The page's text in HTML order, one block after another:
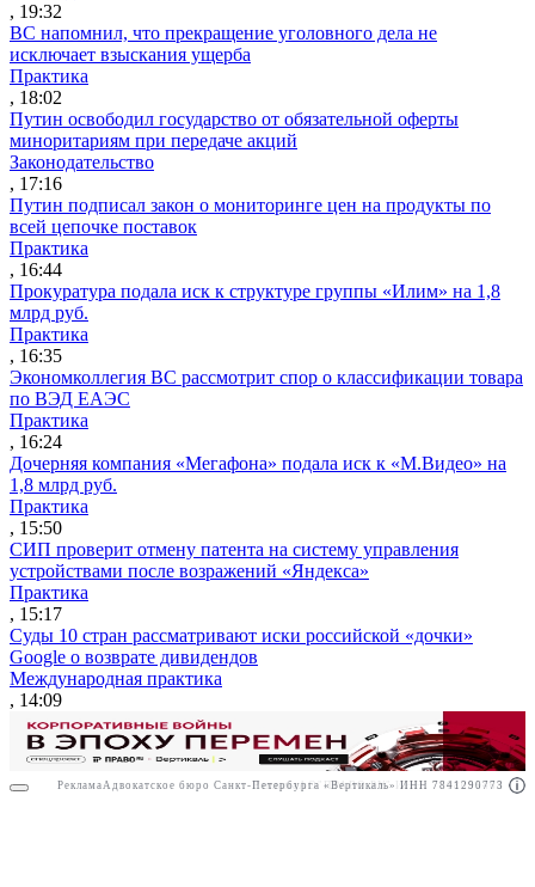
РекламаАО"ПРАВО.РУ" ИНН: 7708095468
, 19:32
ВС напомнил, что прекращение уголовного дела не
исключает взыскания ущерба
Практика
, 18:02
Путин освободил государство от обязательной оферты
миноритариям при передаче акций
Законодательство
, 17:16
Путин подписал закон о мониторинге цен на продукты по
всей цепочке поставок
Практика
, 16:44
Прокуратура подала иск к структуре группы «Илим» на 1,8
млрд руб.
Практика
, 16:35
Экономколлегия ВС рассмотрит спор о классификации товара
по ВЭД ЕАЭС
Практика
, 16:24
Дочерняя компания «Мегафона» подала иск к «М.Видео» на
1,8 млрд руб.
Практика
, 15:50
СИП проверит отмену патента на систему управления
устройствами после возражений «Яндекса»
Практика
, 15:17
Суды 10 стран рассматривают иски российской «дочки»
Google о возврате дивидендов
Международная практика
, 14:09
Реклама Адвокатское бюро Санкт-Петербурга «Вертикаль» ИНН 7841290773